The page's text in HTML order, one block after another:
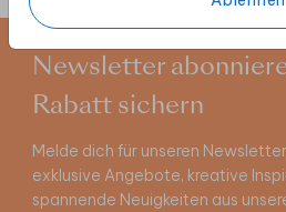
Newsletter
Rabatt sichern
Melde dich für unseren
exklusive Angebote, kreative
spannende Neuigkeiten aus